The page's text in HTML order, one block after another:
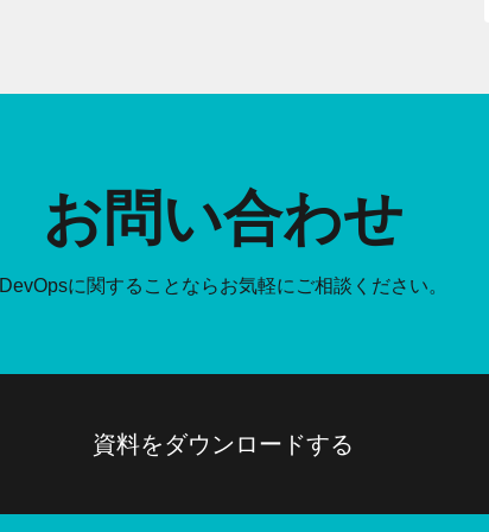
お問い合わせ
DevOpsに関することならお気軽にご相談ください。
資料をダウンロードする